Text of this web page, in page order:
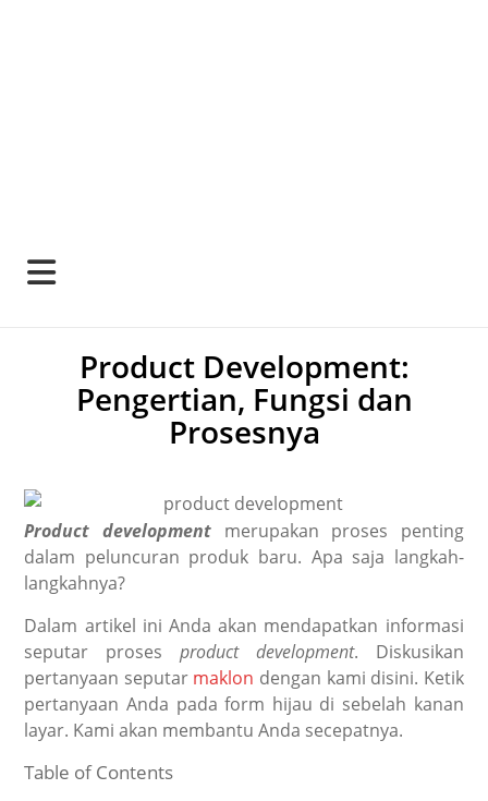
Product Development:
Pengertian, Fungsi dan
Prosesnya
Product developmentmerupakan proses penting
dalam peluncuran produk baru. Apa saja langkah-
langkahnya?
Dalam artikel ini Anda akan mendapatkan informasi
seputar proses product development. Diskusikan
pertanyaan seputar maklon dengan kami disini. Ketik
pertanyaan Anda pada form hijau di sebelah kanan
layar. Kami akan membantu Anda secepatnya.
Table of Contents